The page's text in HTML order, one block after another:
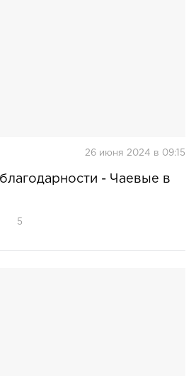
26 июня 2024 в 09:15
- Чаевые в
5